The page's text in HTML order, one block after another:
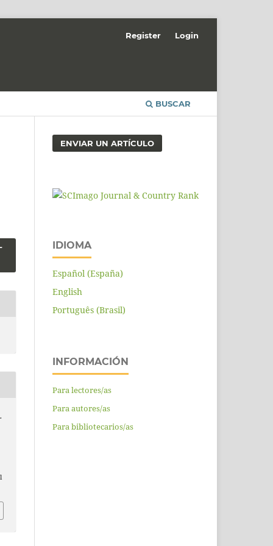
BUSCAR
Register Login
ENVIAR UN ARTÍCULO
IDIOMA
Español (España)
English
Português (Brasil)
INFORMACIÓN
Para lectores/as
Para autores/as
Para bibliotecarios/as